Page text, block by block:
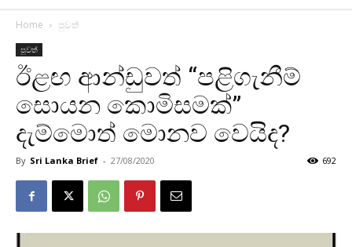
Home පුවත්
පුවත්
ඊළඟ ආන්ඩුවත් “පළිගැනීම්
සොයන කොමිසමක්”
දැම්මොත් මොනව වෙයිද?
By Sri Lanka Brief - 27/08/2020 692